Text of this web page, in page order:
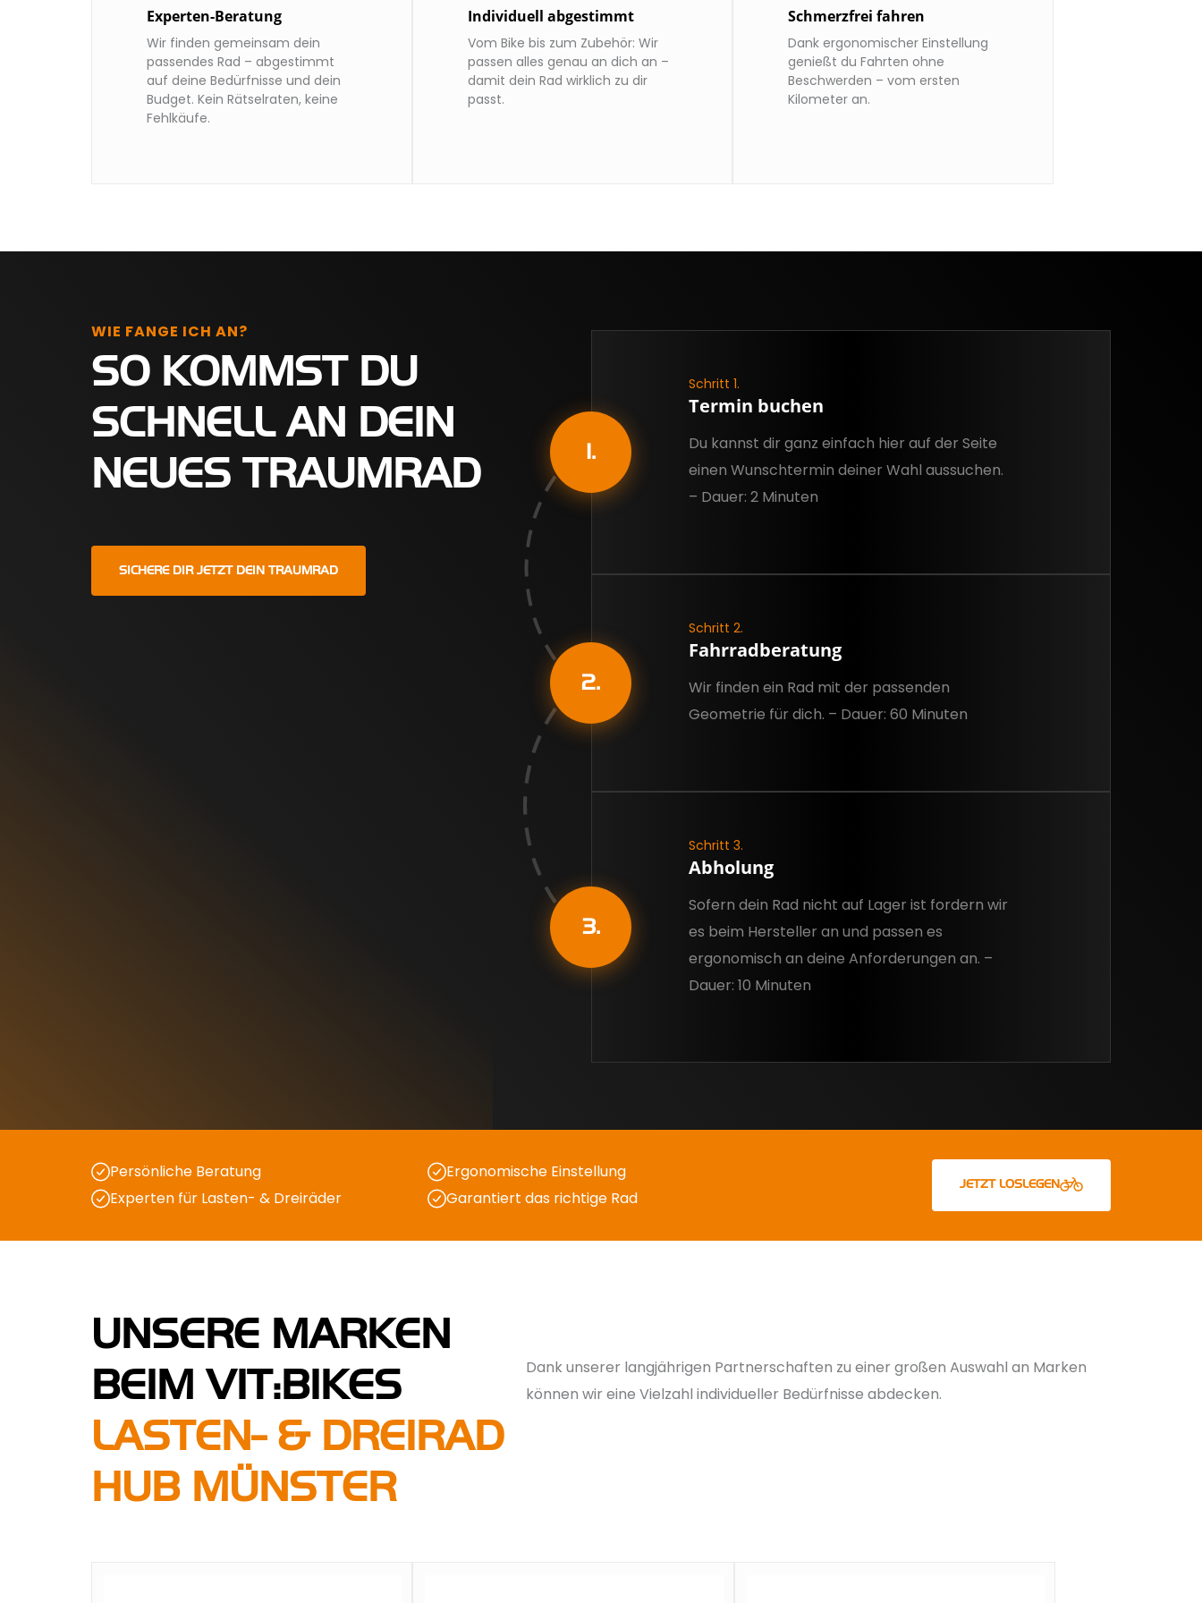
Experten-Beratung
Wir finden gemeinsam dein
passendes Rad – abgestimmt
auf deine Bedürfnisse und dein
Budget. Kein Rätselraten, keine
Fehlkäufe.
Individuell abgestimmt
Vom Bike bis zum Zubehör: Wir
passen alles genau an dich an –
damit dein Rad wirklich zu dir
passt.
Schmerzfrei fahren
Dank ergonomischer Einstellung
genießt du Fahrten ohne
Beschwerden – vom ersten
Kilometer an.
WIE FANGE ICH AN?
SO KOMMST DU
SCHNELL AN DEIN
NEUES TRAUMRAD
SICHERE DIR JETZT DEIN TRAUMRAD
1.
Schritt 1.
Termin buchen
Du kannst dir ganz einfach hier auf der Seite
einen Wunschtermin deiner Wahl aussuchen.
– Dauer: 2 Minuten
2.
Schritt 2.
Fahrradberatung
Wir finden ein Rad mit der passenden
Geometrie für dich. – Dauer: 60 Minuten
3.
Schritt 3.
Abholung
Sofern dein Rad nicht auf Lager ist fordern wir
es beim Hersteller an und passen es
ergonomisch an deine Anforderungen an. –
Dauer: 10 Minuten
Persönliche Beratung
Ergonomische Einstellung
Experten für Lasten- & Dreiräder
Garantiert das richtige Rad
JETZT LOSLEGEN
UNSERE MARKEN
BEIM VIT:BIKES
LASTEN- & DREIRAD
HUB MÜNSTER
Dank unserer langjährigen Partnerschaften zu einer großen Auswahl an Marken
können wir eine Vielzahl individueller Bedürfnisse abdecken.